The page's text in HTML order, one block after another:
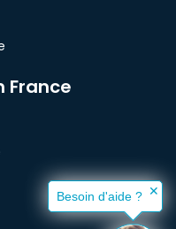
France
Besoin d'aide ? ✕